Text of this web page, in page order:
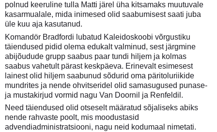
polnud keeruline tulla Matti järel üha kitsamaks muutuvale
kasarmualale, mida inimesed olid saabumisest saati juba
üle kuu aja kasutanud.
Komandör Bradfordi lubatud Kaleidoskoobi võrgustiku
täiendused pidid olema edukalt valminud, sest järgmine
abijõudude grupp saabus paar tundi hiljem ja kolmas
saabus vahetult pärast keskpäeva. Erinevalt esimesest
lainest olid hiljem saabunud sõdurid oma päritoluriikide
mundrites ja nende ohvitseridel olid samasugused punase-
ja mustakirjud vormid nagu Van Doornil ja Renfeldil.
Need täiendused olid otseselt määratud sõjaliseks abiks
nende rahvaste poolt, mis moodustasid
advendiadministratsiooni, nagu neid kodumaal nimetati.